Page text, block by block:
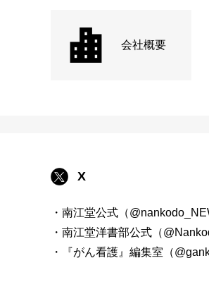
会社概要
X
・南江堂公式（
・南江堂洋書部公式（
・『がん看護』編集室（